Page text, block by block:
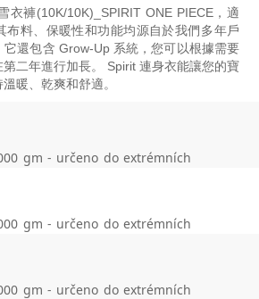
衣褲(10K/10K)_SPIRIT ONE PIECE，適
布料、保暖性和功能均源自於我們多​​年戶
還包含 Grow-Up 系統，您可以根據需要
二年進行加長。 Spirit 連身衣能讓您的寶
暖、乾爽和舒適。